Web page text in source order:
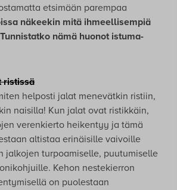
etsimään parempaa
näkeekin mitä ihmeellisempiä
Tunnistatko nämä huonot istuma-
ristissä
helposti jalat menevätkin ristiin,
naisilla! Kun jalat ovat ristikkäin,
verenkierto heikentyy ja tämä
altistaa erinäisille vaivoille
jalkojen turpoamiselle, puutumiselle
Kehon nestekierron
on puolestaan